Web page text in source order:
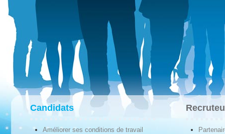
Candidats
Améliorer ses conditions de travail